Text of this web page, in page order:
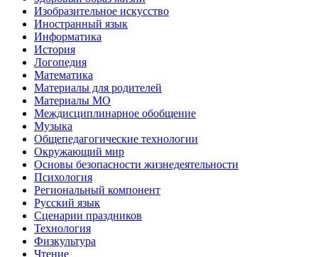
Изобразительное искусство
Иностранный язык
Информатика
История
Логопедия
Математика
Материалы для родителей
Материалы МО
Междисциплинарное обобщение
Музыка
Общепедагогические технологии
Окружающий мир
Основы безопасности жизнедеятельности
Психология
Региональный компонент
Русский язык
Сценарии праздников
Технология
Физкультура
Чтение